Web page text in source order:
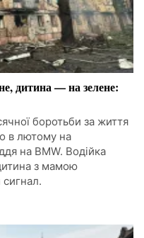
дитина — на зелене:
боротьби за життя
в лютому на
на BMW. Водійка
з мамою